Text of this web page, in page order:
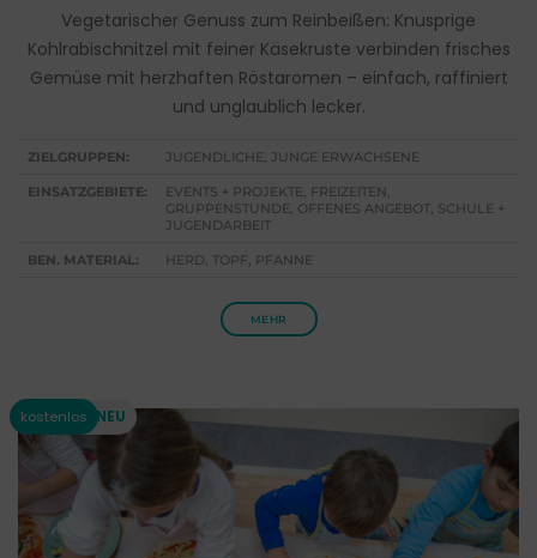
Vegetarischer Genuss zum Reinbeißen: Knusprige
Kohlrabischnitzel mit feiner Käsekruste verbinden frisches
Gemüse mit herzhaften Röstaromen – einfach, raffiniert
und unglaublich lecker.
ZIELGRUPPEN: JUGENDLICHE, JUNGE ERWACHSENE
EINSATZGEBIETE:
EVENTS + PROJEKTE, FREIZEITEN,
GRUPPENSTUNDE, OFFENES ANGEBOT, SCHULE +
JUGENDARBEIT
BEN. MATERIAL: HERD, TOPF, PFANNE
MEHR